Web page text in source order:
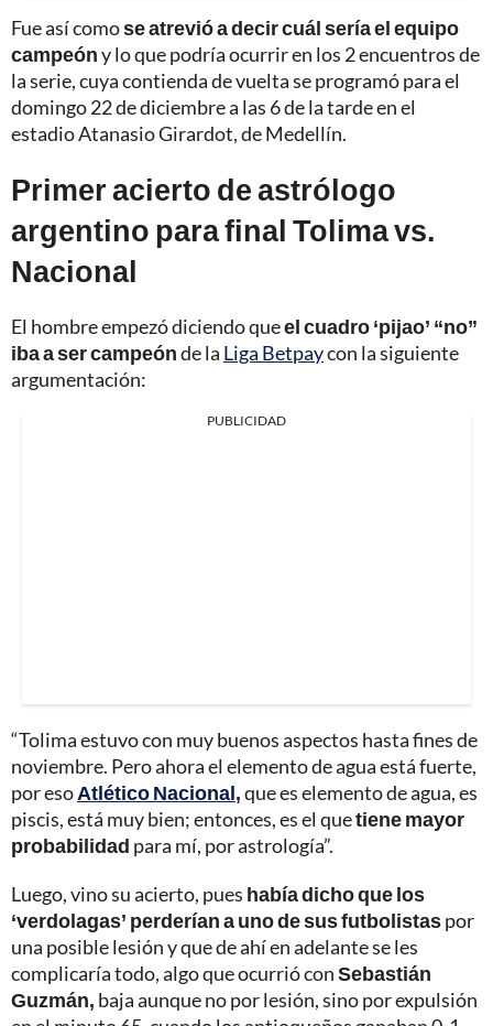
Fue así comose atrevió a decir cuál sería el equipo
campeóny lo que podría ocurrir en los 2 encuentros de
la serie, cuya contienda de vuelta se programó para el
domingo 22 de diciembre a las 6 de la tarde en el
estadio Atanasio Girardot, de Medellín.
Primer acierto de astrólogo
argentino para final Tolima vs.
Nacional
El hombre empezó diciendo queel cuadro ‘pijao’ “no”
iba a ser campeónde la Liga Betpaycon la siguiente
argumentación:
PUBLICIDAD
“Tolima estuvo con muy buenos aspectos hasta fines de
noviembre. Pero ahora el elemento de agua está fuerte,
por esoAtlético Nacional,que es elemento de agua, es
piscis, está muy bien; entonces, es el quetiene mayor
probabilidad para mí, por astrología”.
Luego, vino su acierto, pues había dicho que los
‘verdolagas’ perderían a uno de sus futbolistaspor
una posible lesión y que de ahí en adelante se les
complicaría todo, algo que ocurrió conSebastián
Guzmán, baja aunque no por lesión, sino por expulsión